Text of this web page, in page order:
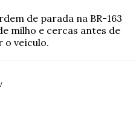
de parada na BR-163
milho e cercas antes de
o veículo.